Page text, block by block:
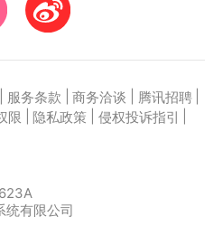
服务条款 商务洽谈 腾讯招聘
限 隐私政策 侵权投诉指引
统有限公司